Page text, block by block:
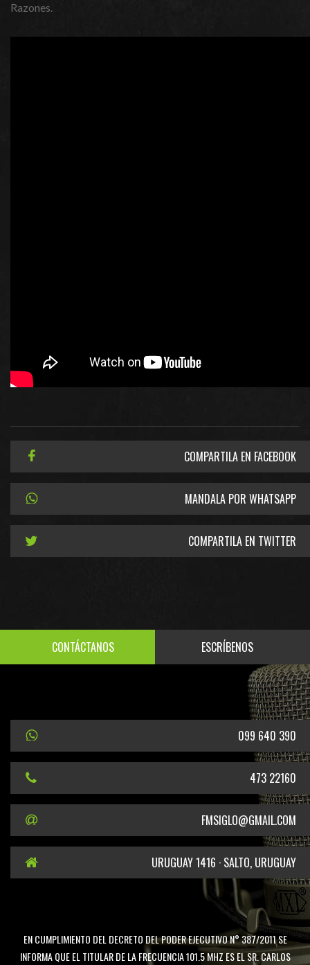
Razones.
COMPARTILA EN FACEBOOK
MANDALA POR WHATSAPP
COMPARTILA EN TWITTER
CONTÁCTANOS ESCRÍBENOS
099 640 390
473 22160
FMSIGLO@GMAIL.COM
URUGUAY 1416 · SALTO, URUGUAY
EN CUMPLIMIENTO DEL DECRETO DEL PODER EJECUTIVO N° 387/2011 SE
INFORMA QUE EL TITULAR DE LA FRECUENCIA 101.5 MHZ ES EL SR. CARLOS